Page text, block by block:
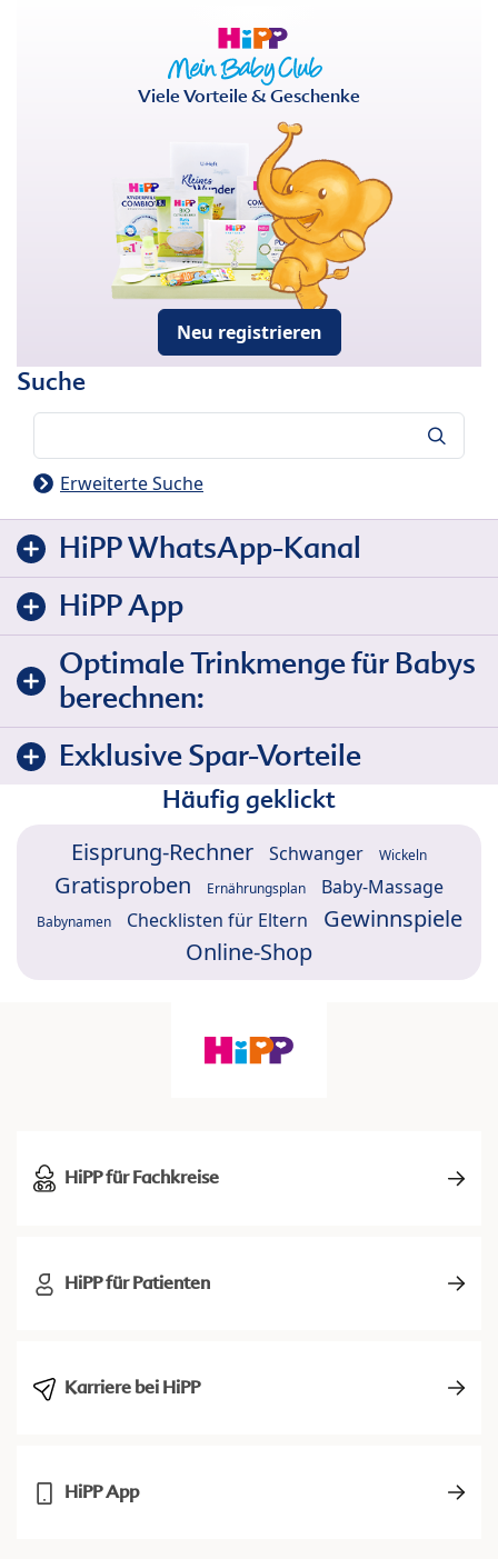
Viele Vorteile & Geschenke
Neu registrieren
Suche
Erweiterte Suche
HiPP WhatsApp-Kanal
HiPP App
Optimale Trinkmenge für Babys
berechnen:
Exklusive Spar-Vorteile
Häufig geklickt
Eisprung-Rechner Schwanger Wickeln
Gratisproben Ernährungsplan Baby-Massage
Babynamen Checklisten für Eltern
Gewinnspiele
Online-Shop
HiPP für Fachkreise
HiPP für Patienten
Karriere bei HiPP
HiPP App